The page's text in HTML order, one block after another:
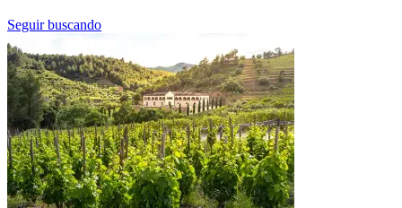
Seguir buscando